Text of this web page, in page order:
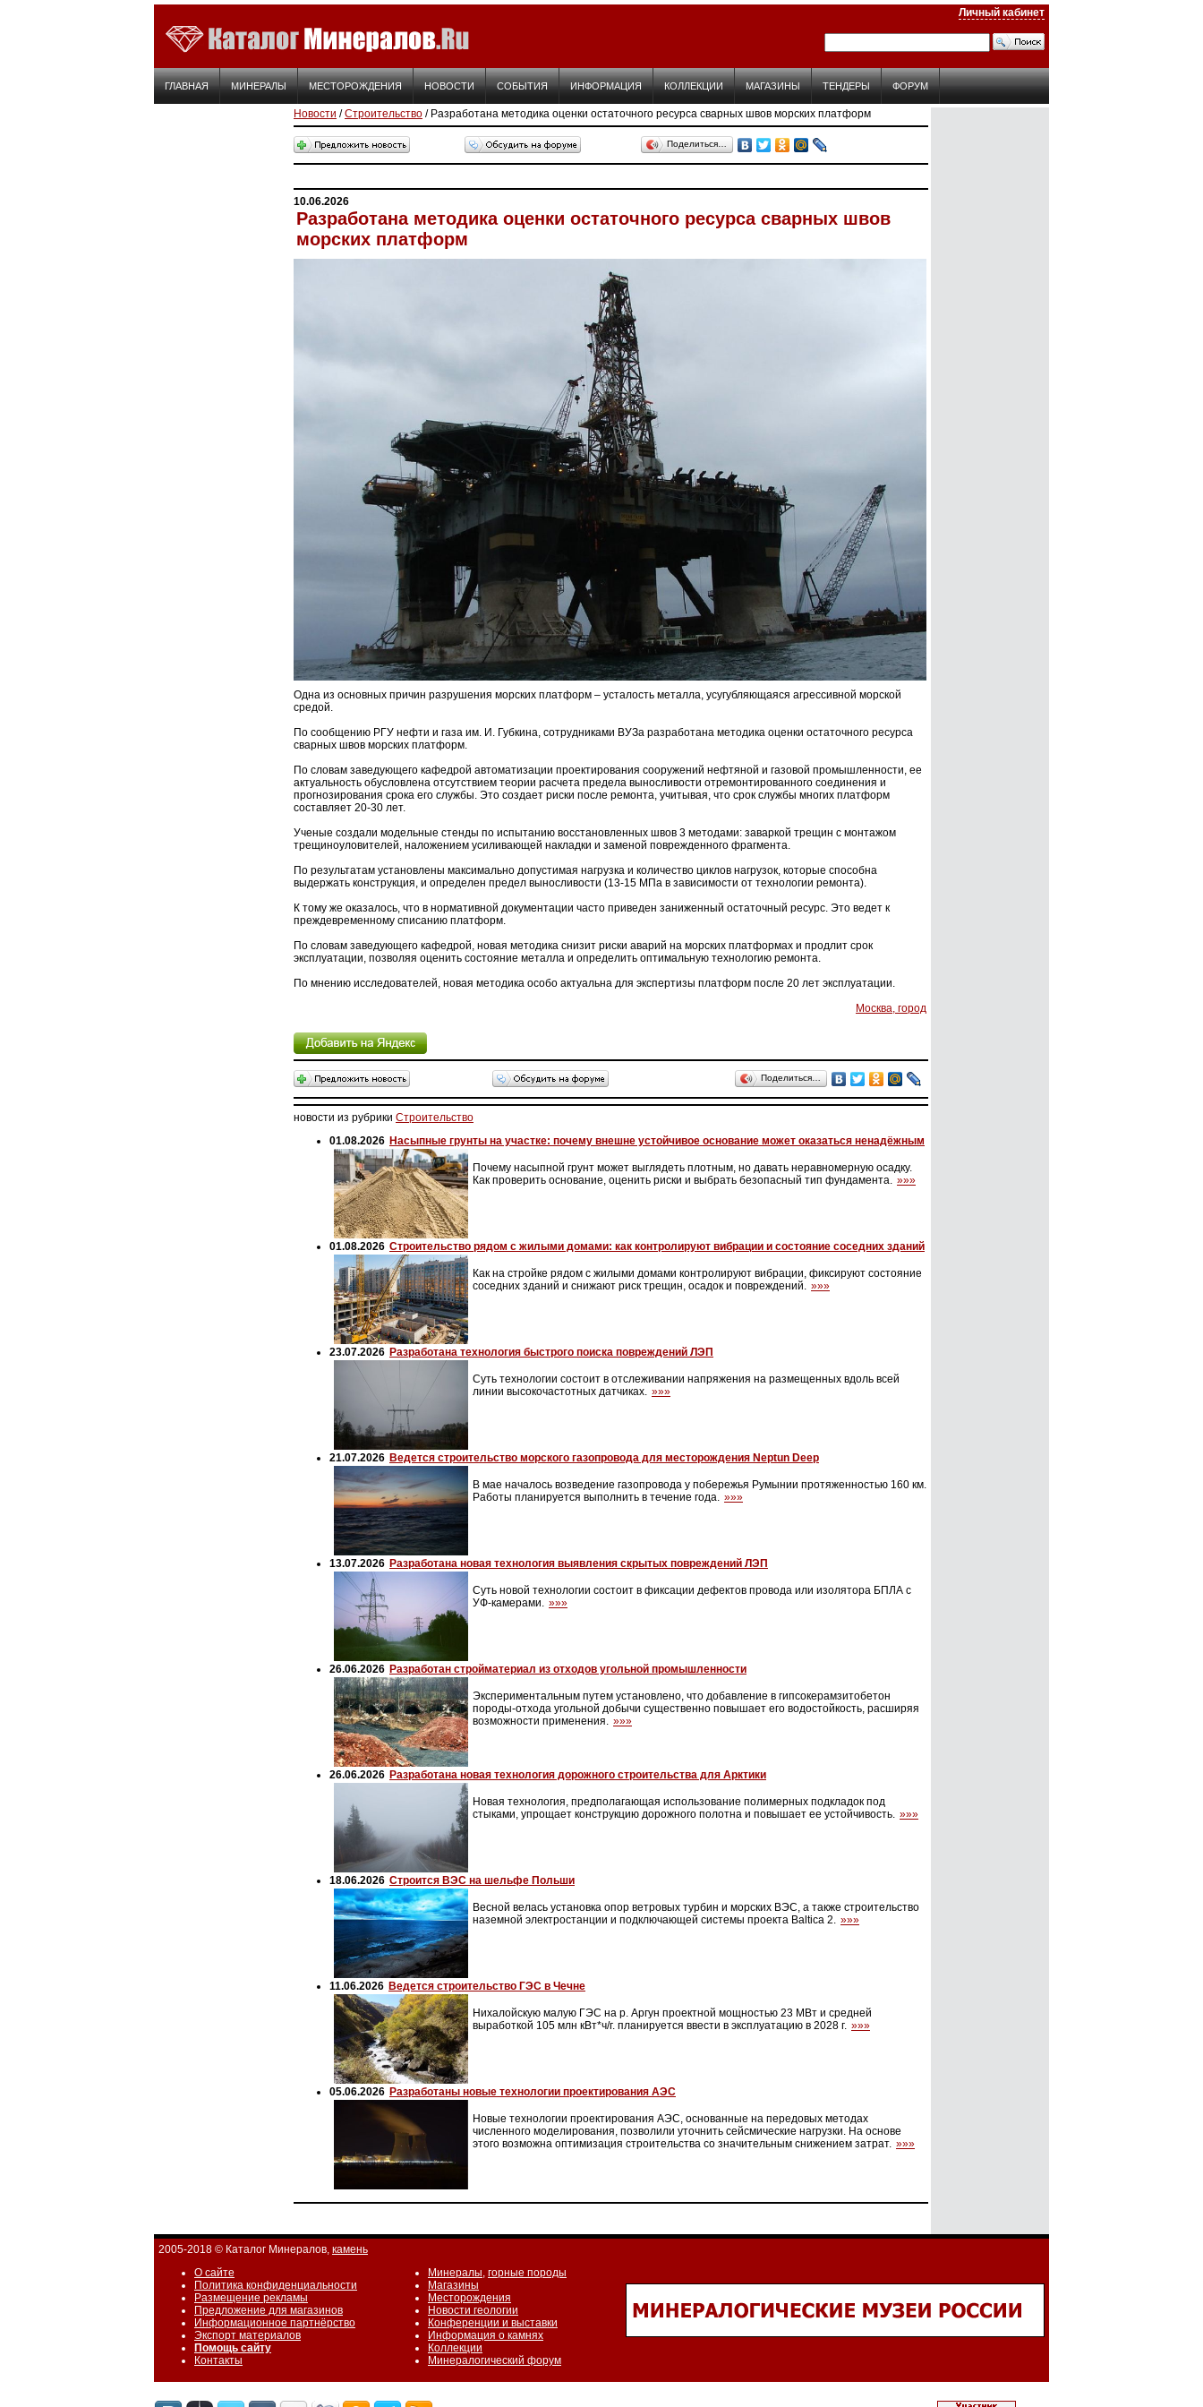
Личный кабинет
ГЛАВНАЯ МИНЕРАЛЫ МЕСТОРОЖДЕНИЯ НОВОСТИ СОБЫТИЯ ИНФОРМАЦИЯ КОЛЛЕКЦИИ МАГАЗИНЫ ТЕНДЕРЫ ФОРУМ
Новости /Строительство / Разработана методика оценки остаточного ресурса сварных швов морских платформ
Поделиться…
10.06.2026
Разработана методика оценки остаточного ресурса сварных швов
морских платформ
Одна из основных причин разрушения морских платформ – усталость металла, усугубляющаяся агрессивной морской
средой.
По сообщению РГУ нефти и газа им. И. Губкина, сотрудниками ВУЗа разработана методика оценки остаточного ресурса
сварных швов морских платформ.
По словам заведующего кафедрой автоматизации проектирования сооружений нефтяной и газовой промышленности, ее
актуальность обусловлена отсутствием теории расчета предела выносливости отремонтированного соединения и
прогнозирования срока его службы. Это создает риски после ремонта, учитывая, что срок службы многих платформ
составляет 20-30 лет.
Ученые создали модельные стенды по испытанию восстановленных швов 3 методами: заваркой трещин с монтажом
трещиноуловителей, наложением усиливающей накладки и заменой поврежденного фрагмента.
По результатам установлены максимально допустимая нагрузка и количество циклов нагрузок, которые способна
выдержать конструкция, и определен предел выносливости (13-15 МПа в зависимости от технологии ремонта).
К тому же оказалось, что в нормативной документации часто приведен заниженный остаточный ресурс. Это ведет к
преждевременному списанию платформ.
По словам заведующего кафедрой, новая методика снизит риски аварий на морских платформах и продлит срок
эксплуатации, позволяя оценить состояние металла и определить оптимальную технологию ремонта.
По мнению исследователей, новая методика особо актуальна для экспертизы платформ после 20 лет эксплуатации.
Москва, город
Поделиться…
новости из рубрики Строительство
01.08.2026 Насыпные грунты на участке: почему внешне устойчивое основание может оказаться ненадёжным
Почему насыпной грунт может выглядеть плотным, но давать неравномерную осадку.
Как проверить основание, оценить риски и выбрать безопасный тип фундамента. »»»
01.08.2026 Строительство рядом с жилыми домами: как контролируют вибрации и состояние соседних зданий
Как на стройке рядом с жилыми домами контролируют вибрации, фиксируют состояние
соседних зданий и снижают риск трещин, осадок и повреждений. »»»
23.07.2026 Разработана технология быстрого поиска повреждений ЛЭП
Суть технологии состоит в отслеживании напряжения на размещенных вдоль всей
линии высокочастотных датчиках. »»»
21.07.2026 Ведется строительство морского газопровода для месторождения Neptun Deep
В мае началось возведение газопровода у побережья Румынии протяженностью 160 км.
Работы планируется выполнить в течение года. »»»
13.07.2026 Разработана новая технология выявления скрытых повреждений ЛЭП
Суть новой технологии состоит в фиксации дефектов провода или изолятора БПЛА с
УФ-камерами. »»»
26.06.2026 Разработан стройматериал из отходов угольной промышленности
Экспериментальным путем установлено, что добавление в гипсокерамзитобетон
породы-отхода угольной добычи существенно повышает его водостойкость, расширяя
возможности применения. »»»
26.06.2026 Разработана новая технология дорожного строительства для Арктики
Новая технология, предполагающая использование полимерных подкладок под
стыками, упрощает конструкцию дорожного полотна и повышает ее устойчивость. »»»
18.06.2026 Строится ВЭС на шельфе Польши
Весной велась установка опор ветровых турбин и морских ВЭС, а также строительство
наземной электростанции и подключающей системы проекта Baltica 2. »»»
11.06.2026 Ведется строительство ГЭС в Чечне
Нихалойскую малую ГЭС на р. Аргун проектной мощностью 23 МВт и средней
выработкой 105 млн кВт*ч/г. планируется ввести в эксплуатацию в 2028 г. »»»
05.06.2026 Разработаны новые технологии проектирования АЭС
Новые технологии проектирования АЭС, основанные на передовых методах
численного моделирования, позволили уточнить сейсмические нагрузки. На основе
этого возможна оптимизация строительства со значительным снижением затрат. »»»
2005-2018 © Каталог Минералов, камень
О сайте
Политика конфиденциальности
Размещение рекламы
Предложение для магазинов
Информационное партнёрство
Экспорт материалов
Помощь сайту
Контакты
Минералы, горные породы
Магазины
Месторождения
Новости геологии
Конференции и выставки
Информация о камнях
Коллекции
Минералогический форум